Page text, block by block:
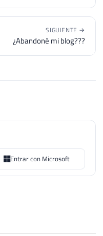
SIGUIENTE →
¿Abandoné mi blog???
Entrar con Microsoft